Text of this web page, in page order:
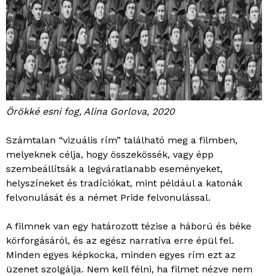
Örökké esni fog, Alina Gorlova, 2020
Számtalan “vizuális rím” található meg a filmben,
melyeknek célja, hogy összekössék, vagy épp
szembeállítsák a legváratlanabb eseményeket,
helyszíneket és tradíciókat, mint például a katonák
felvonulását és a német Pride felvonulással.
A filmnek van egy határozott tézise a háború és béke
körforgásáról, és az egész narratíva erre épül fel.
Minden egyes képkocka, minden egyes rím ezt az
üzenet szolgálja. Nem kell félni, ha filmet nézve nem